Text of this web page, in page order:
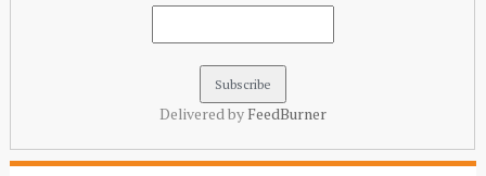
Delivered by FeedBurner